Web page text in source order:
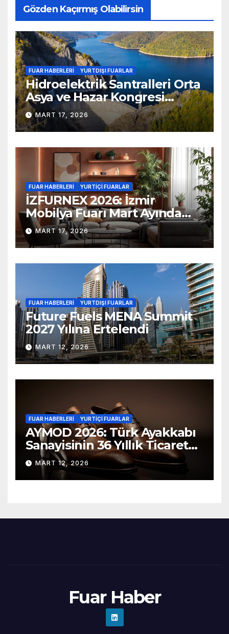
Gözden Kaçırmış Olabilirsin
FUAR HABERLERI YURTDIŞI FUARLAR
Hidroelektrik Santralleri Orta
Asya ve Hazar Kongresi
Bişkek’te Düzenlenecek
MART 17, 2026
FUAR HABERLERI YURTIÇI FUARLAR
İZFURNEX 2026: İzmir
Mobilya Fuarı Mart Ayında
Kapılarını Açıyor
MART 17, 2026
FUAR HABERLERI YURTDIŞI FUARLAR
Future Fuels MENA Summit
2027 Yılına Ertelendi
MART 12, 2026
FUAR HABERLERI YURTIÇI FUARLAR
AYMOD 2026: Türk Ayakkabı
Sanayisinin 36 Yıllık Ticaret
Fuarı Kapılarını Açıyor
MART 12, 2026
Fuar Haber